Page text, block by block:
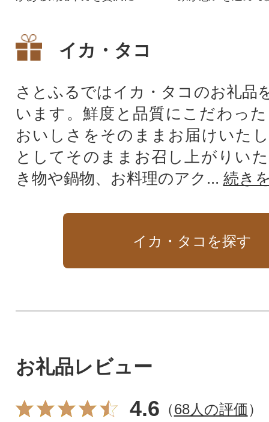
イカ・タコ
さとふるではイカ・タコのお礼品
います。鮮度と品質にこだわっ
おいしさをそのままお届けいた
としてそのままお召し上がりい
き物や鍋物、お料理のアク... 続き
イカ・タコを探す
お礼品レビュー
4.6 （68人の評価）